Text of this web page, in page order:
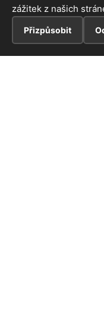
zážitek z našich
Přizpůsobit